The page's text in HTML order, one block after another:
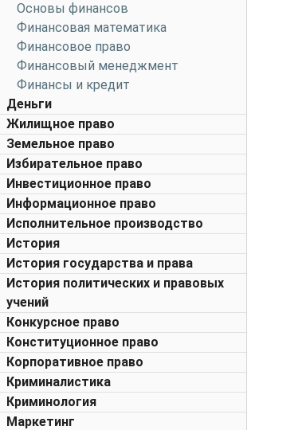
Основы финансов
Финансовая математика
Финансовое право
Финансовый менеджмент
Финансы и кредит
Деньги
Жилищное право
Земельное право
Избирательное право
Инвестиционное право
Информационное право
Исполнительное производство
История
История государства и права
История политических и правовых
учений
Конкурсное право
Конституционное право
Корпоративное право
Криминалистика
Криминология
Маркетинг